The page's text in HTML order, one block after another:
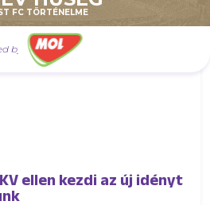
FC TÖRTÉNELME
by
ellen kezdi az új idényt